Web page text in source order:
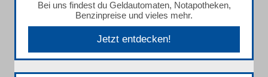
Bei uns findest du Geldautomaten, Notapotheken,
Benzinpreise und vieles mehr.
Jetzt entdecken!